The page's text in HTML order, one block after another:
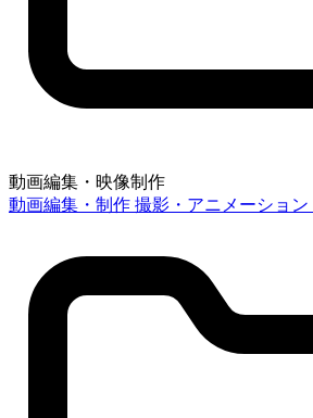
動画編集・映像制作
動画編集・制作 撮影・アニメーション